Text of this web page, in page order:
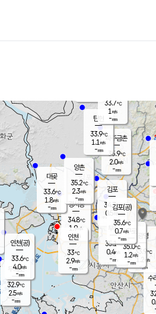
무의도
32.9℃
2.5m/s
-mm
경서동
34.8℃
1.9m/s
-mm
파주금촌
35.9℃
2.0m/s
-mm
대곶
33.6℃
1.8m/s
-mm
탄현
33.9℃
1.1 m/s
-mm
김포
34.7℃
0.5 m/s
mm
광명
33.9 ℃
1.2 m/s
-mm
부천
35.1℃
0.4m/s
-mm
양촌
35.2℃
2.3m/s
-mm
구로
35.0℃
1.2m/s
-mm
수
인천(공)
33.6℃
4.0m/s
-mm
김포(공)
35.6℃
0.7m/s
-mm
인천
33℃
2.9m/s
-mm
33.7℃
1 m/s
-mm